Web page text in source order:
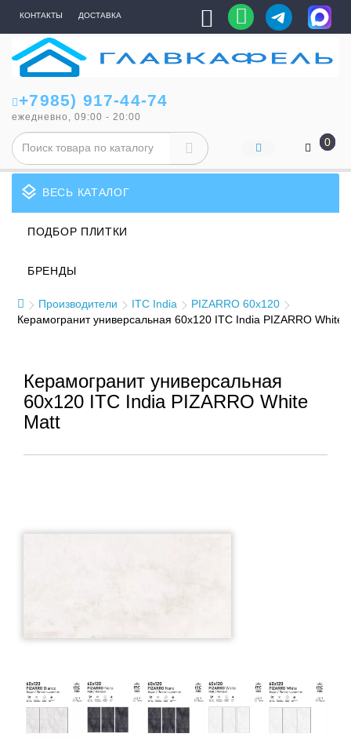
КОНТАКТЫ ДОСТАВКА
+7985) 917-44-74
ежедневно, 09:00 - 20:00
0
layers ВЕСЬ КАТАЛОГ
ПОДБОР ПЛИТКИ
БРЕНДЫ
Производители ITC India
PIZARRO 60x120
Керамогранит универсальная 60x120 ITC India PIZARRO White
Керамогранит универсальная
60x120 ITC India PIZARRO White
Matt